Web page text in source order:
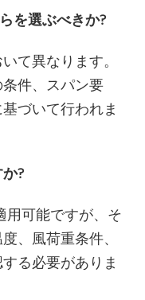
を選ぶべきか?
て異なります。
件、スパン要
づいて行われま
?
用可能ですが、そ
、風荷重条件、
る必要がありま